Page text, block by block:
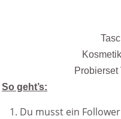
So geht’s:
Du musst ein